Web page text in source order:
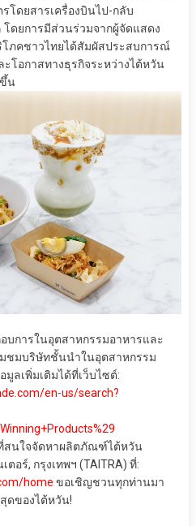
โดยสารเครื่องบินไป-กลับ
โดยการมีส่วนร่วมจากผู้จัดแสดง
โภคชาวไทยได้สัมผัสประสบการณ์
โอกาสทางธุรกิจระหว่างไต้หวัน
น
บการในอุตสาหกรรมอาหารและ
ชมบริษัทชั้นนำในอุตสาหกรรม
ลเพิ่มเติมได้ที่เว็บไซต์:
en-us/search?
สนใจจัดหาผลิตภัณฑ์ไต้หวัน
อร์, กรุงเทพฯ (TAITRA) ที่:
home ขอเชิญชวนทุกท่านมา
ดของไต้หวัน!